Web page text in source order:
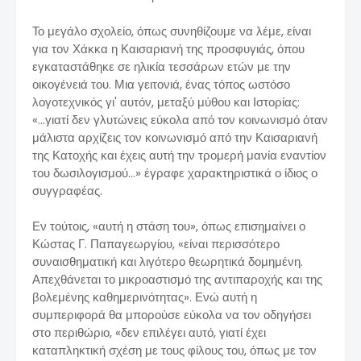
Το μεγάλο σχολείο, όπως συνηθίζουμε να λέμε, είναι
για τον Χάκκα η Καισαριανή της προσφυγιάς, όπου
εγκαταστάθηκε σε ηλικία τεσσάρων ετών με την
οικογένειά του. Μια γειτονιά, ένας τόπος ωστόσο
λογοτεχνικός γι' αυτόν, μεταξύ μύθου και Ιστορίας:
«...γιατί δεν γλυτώνεις εύκολα από τον κοινωνισμό όταν
μάλιστα αρχίζεις τον κοινωνισμό από την Καισαριανή
της Κατοχής και έχεις αυτή την τρομερή μανία εναντίον
του δωσιλογισμού...» έγραφε χαρακτηριστικά ο ίδιος ο
συγγραφέας.
Εν τούτοις, «αυτή η στάση του», όπως επισημαίνει ο
Κώστας Γ. Παπαγεωργίου, «είναι περισσότερο
συναισθηματική και λιγότερο θεωρητικά δομημένη.
Απεχθάνεται το μικροαστισμό της αντιπαροχής και της
βολεμένης καθημερινότητας». Ενώ αυτή η
συμπεριφορά θα μπορούσε εύκολα να τον οδηγήσει
στο περιθώριο, «δεν επιλέγει αυτό, γιατί έχει
καταπληκτική σχέση με τους φίλους του, όπως με τον